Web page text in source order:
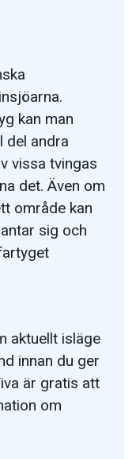
kan man
del andra
vissa tvingas
det. Även om
område kan
sig och
aktuellt isläge
innan du ger
är gratis att
om